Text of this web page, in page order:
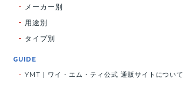
メーカー別
用途別
タイプ別
GUIDE
YMT | ワイ・エム・ティ公式 通販サイトについて